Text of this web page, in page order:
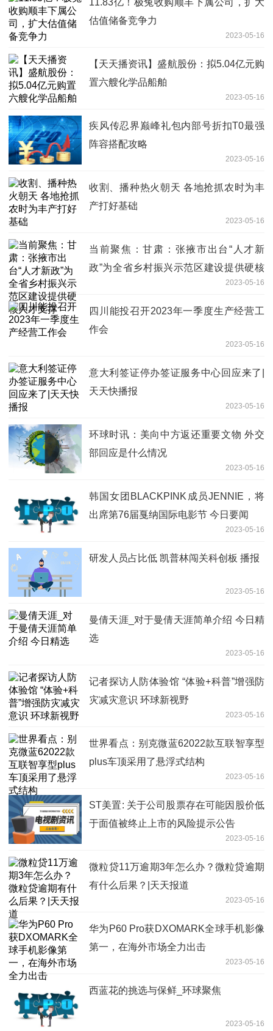
估值储备竞争力
2023-05-16
【天天播资讯】盛航股份：拟5.04亿元购
置六艘化学品船舶
2023-05-16
疾风传忍界巅峰礼包内部号折扣T0最强
阵容搭配攻略
2023-05-16
收割、播种热火朝天 各地抢抓农时为丰
产打好基础
2023-05-16
当前聚焦：甘肃：张掖市出台“人才新
政”为全省乡村振兴示范区建设提供硬核
2023-05-16
四川能投召开2023年一季度生产经营工
作会
2023-05-16
意大利签证停办签证服务中心回应来了|
天天快播报
2023-05-16
环球时讯：美向中方返还重要文物 外交
部回应是什么情况
2023-05-16
韩国女团BLACKPINK成员JENNIE，将
出席第76届戛纳国际电影节 今日要闻
2023-05-16
研发人员占比低 凯普林闯关科创板 播报
2023-05-16
曼倩天涯_对于曼倩天涯简单介绍 今日精
选
2023-05-16
记者探访人防体验馆 “体验+科普”增强防
灾减灾意识 环球新视野
2023-05-16
世界看点：别克微蓝62022款互联智享型
plus车顶采用了悬浮式结构
2023-05-16
ST美置: 关于公司股票存在可能因股价低
于面值被终止上市的风险提示公告
2023-05-16
微粒贷11万逾期3年怎么办？微粒贷逾期
有什么后果？|天天报道
2023-05-16
华为P60 Pro获DXOMARK全球手机影像
第一，在海外市场全力出击
2023-05-16
西蓝花的挑选与保鲜_环球聚焦
2023-05-16